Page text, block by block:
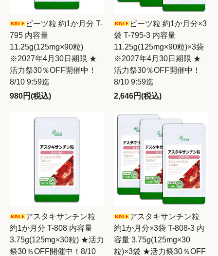
ビーツ粒 約1か月分 T-
795 内容量
11.25g(125mg×90粒)
※2027年4月30日期限 ★
活力祭30％OFF開催中！
8/10 9:59迄
980円(税込)
ビーツ粒 約1か月分×3
袋 T-795-3 内容量
11.25g(125mg×90粒)×3袋
※2027年4月30日期限 ★
活力祭30％OFF開催中！
8/10 9:59迄
2,646円(税込)
アスタキサンチン粒
約1か月分 T-808 内容量
3.75g(125mg×30粒) ★活力
祭30％OFF開催中！8/10
アスタキサンチン粒
約1か月分×3袋 T-808-3 内
容量 3.75g(125mg×30
粒)×3袋 ★活力祭30％OFF